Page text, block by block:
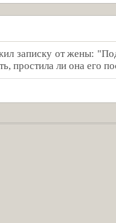
записку от жены:
простила ли она его